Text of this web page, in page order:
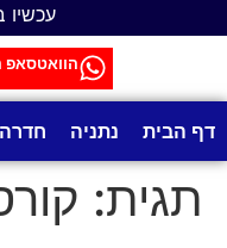
עכשיו
הוואטסאפ
דף הבית נתניה חדרה
תגית: